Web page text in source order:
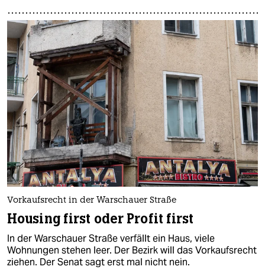
Vorkaufsrecht in der Warschauer Straße
Housing first oder Profit first
In der Warschauer Straße verfällt ein Haus, viele
Wohnungen stehen leer. Der Bezirk will das Vorkaufs­recht
ziehen. Der Senat sagt erst mal nicht nein.